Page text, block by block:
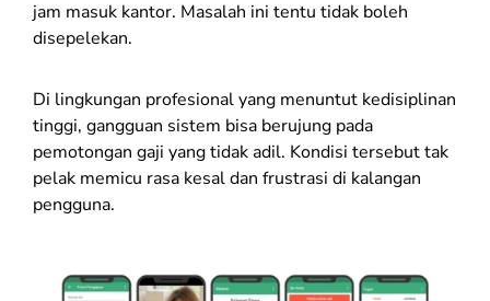
jam masuk kantor. Masalah ini tentu tidak boleh
disepelekan.
Di lingkungan profesional yang menuntut kedisiplinan
tinggi, gangguan sistem bisa berujung pada
pemotongan gaji yang tidak adil. Kondisi tersebut tak
pelak memicu rasa kesal dan frustrasi di kalangan
pengguna.